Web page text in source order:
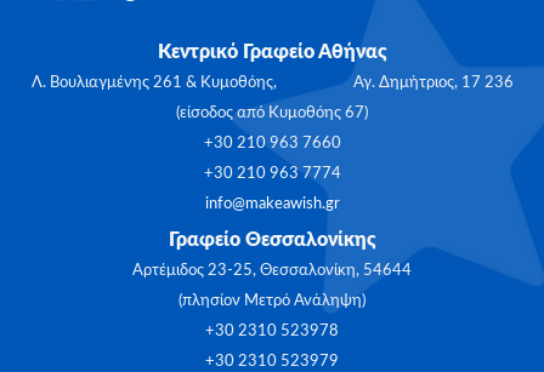
Κεντρικό Γραφείο Αθήνας
Λ. Βουλιαγμένης 261 & Κυμοθόης, Αγ. Δημήτριος, 17 236
(είσοδος από Κυμοθόης 67)
+30 210 963 7660
+30 210 963 7774
info@makeawish.gr
Γραφείο Θεσσαλονίκης
Αρτέμιδος 23-25, Θεσσαλονίκη, 54644
(πλησίον Μετρό Ανάληψη)
+30 2310 523978
+30 2310 523979